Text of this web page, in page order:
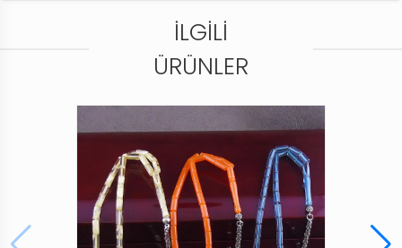
Uygundur
Uygun
Dizildiği Malzeme
Paketleme ve Gönderim Şekli
Tesbih Kutusu
İLGILI
ÜRÜNLER